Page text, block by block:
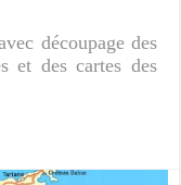
découpage des
et des cartes des